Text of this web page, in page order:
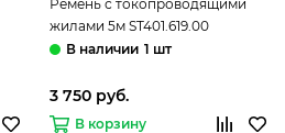
Ремень с токопроводящими
жилами 5м ST401.619.00
терракотовый Band ST-Luce
1 шт
3 750 руб.
В корзину